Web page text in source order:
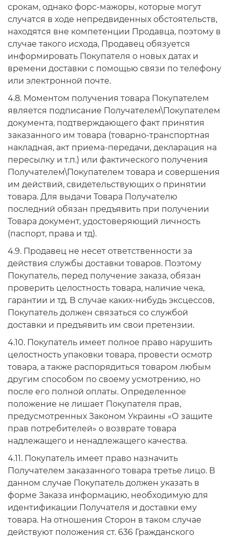
срокам, однако форс-мажоры, которые могут
случатся в ходе непредвиденных обстоятельств,
находятся вне компетенции Продавца, поэтому в
случае такого исхода, Продавец обязуется
информировать Покупателя о новых датах и
времени доставки с помощью связи по телефону
или электронной почте.
4.8. Моментом получения товара Покупателем
является подписание Получателем\Покупателем
документа, подтверждающего факт принятия
заказанного им товара (товарно-транспортная
накладная, акт приема-передачи, декларация на
пересылку и т.п.) или фактического получения
Получателем\Покупателем товара и совершения
им действий, свидетельствующих о принятии
товара. Для выдачи Товара Получателю
последний обязан предъявить при получении
Товара документ, удостоверяющий личность
(паспорт, права и тд).
4.9. Продавец не несет ответственности за
действия службы доставки товаров. Поэтому
Покупатель, перед получение заказа, обязан
проверить целостность товара, наличие чека,
гарантии и тд. В случае каких-нибудь эксцессов,
Покупатель должен связаться со службой
доставки и предъявить им свои претензии.
4.10. Покупатель имеет полное право нарушить
целостность упаковки товара, провести осмотр
товара, а также распорядиться товаром любым
другим способом по своему усмотрению, но
после его полной оплаты. Определенное
положение не лишает Покупателя прав,
предусмотренных Законом Украины «О защите
прав потребителей» о возврате товара
надлежащего и ненадлежащего качества.
4.11. Покупатель имеет право назначить
Получателем заказанного товара третье лицо. В
данном случае Покупатель должен указать в
форме Заказа информацию, необходимую для
идентификации Получателя и доставки ему
товара. На отношения Сторон в таком случае
действуют положения ст. 636 Гражданского